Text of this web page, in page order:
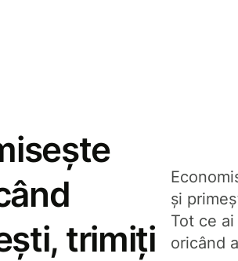
trimiți
și
Tot ce
oricând